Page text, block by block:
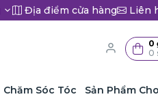
Địa điểm cửa hàng Liên
0
0
Chăm Sóc Tóc Sản Phẩm